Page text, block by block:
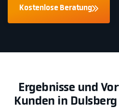
Kostenlose Beratung
Ergebnisse und
Kunden in